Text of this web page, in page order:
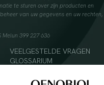
te sturen over zijn producten en
van uw gegevens en uw rechten,
399 227 636
VEELGESTELDE VRAGEN
GLOSSARIUM